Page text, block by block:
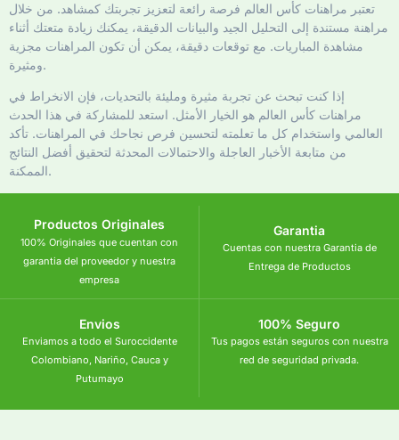
تعتبر مراهنات كأس العالم فرصة رائعة لتعزيز تجربتك كمشاهد. من خلال
مراهنة مستندة إلى التحليل الجيد والبيانات الدقيقة، يمكنك زيادة متعتك أثناء
مشاهدة المباريات. مع توقعات دقيقة، يمكن أن تكون المراهنات مجزية
ومثيرة.
إذا كنت تبحث عن تجربة مثيرة ومليئة بالتحديات، فإن الانخراط في
مراهنات كأس العالم هو الخيار الأمثل. استعد للمشاركة في هذا الحدث
العالمي واستخدام كل ما تعلمته لتحسين فرص نجاحك في المراهنات. تأكد
من متابعة الأخبار العاجلة والاحتمالات المحدثة لتحقيق أفضل النتائج
الممكنة.
Productos Originales
100% Originales que cuentan con
garantia del proveedor y nuestra
empresa
Garantia
Cuentas con nuestra Garantia de
Entrega de Productos
Envios
Enviamos a todo el Suroccidente
Colombiano, Nariño, Cauca y
Putumayo
100% Seguro
Tus pagos están seguros con nuestra
red de seguridad privada.